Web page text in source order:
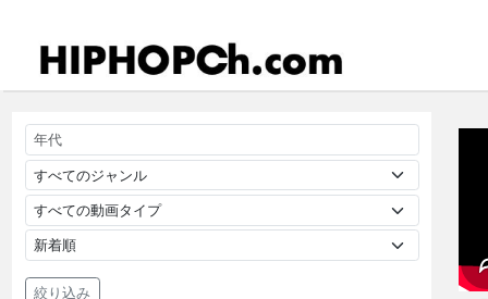
絞り込み